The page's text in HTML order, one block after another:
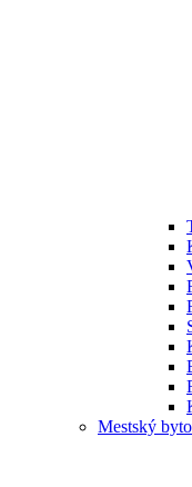
Mestský